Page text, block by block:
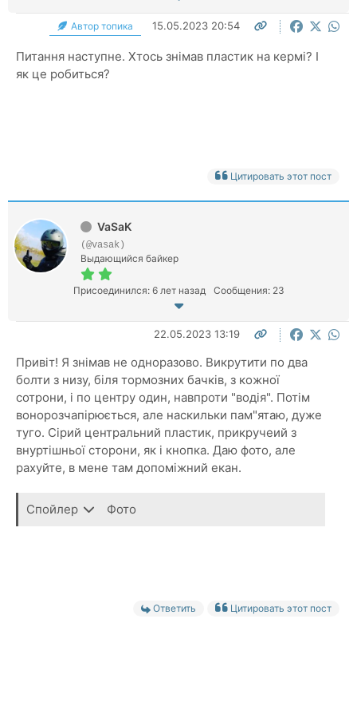
Автор топика 15.05.2023 20:54
Питання наступне. Хтось знімав пластик на кермі? І
як це робиться?
Цитировать этот пост
VaSaK
(@vasak)
Выдающийся байкер
Присоединился: 6 лет назад Сообщения: 23
22.05.2023 13:19
Привіт! Я знімав не одноразово. Викрутити по два
болти з низу, біля тормозних бачків, з кожної
сотрони, і по центру один, навпроти "водія". Потім
вонорозчапірюється, але наскильки пам"ятаю, дуже
туго. Сірий центральний пластик, прикручеий з
внуртішньої сторони, як і кнопка. Даю фото, але
рахуйте, в мене там допоміжний екан.
Спойлер Фото
Ответить Цитировать этот пост